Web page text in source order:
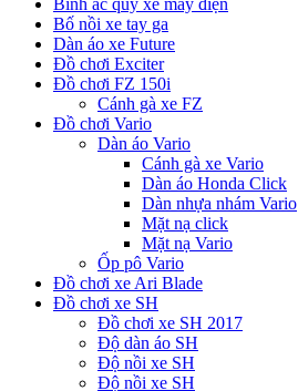
Bình ắc quy xe máy điện
Bố nồi xe tay ga
Dàn áo xe Future
Đồ chơi Exciter
Đồ chơi FZ 150i
Cánh gà xe FZ
Đồ chơi Vario
Dàn áo Vario
Cánh gà xe Vario
Dàn áo Honda Click
Dàn nhựa nhám Vario
Mặt nạ click
Mặt nạ Vario
Ốp pô Vario
Đồ chơi xe Ari Blade
Đồ chơi xe SH
Đồ chơi xe SH 2017
Độ dàn áo SH
Độ nồi xe SH
Độ nồi xe SH